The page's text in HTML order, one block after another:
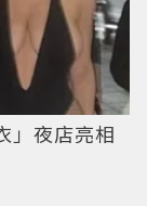
」夜店亮相